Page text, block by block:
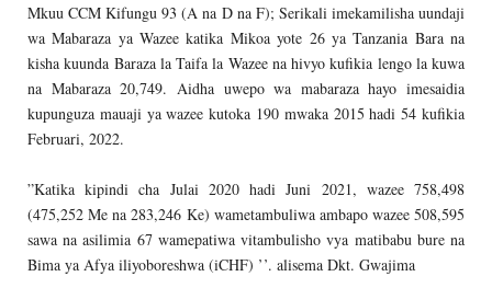
Mkuu CCM Kifungu 93 (A na D na F); Serikali imekamilisha uundaji
wa Mabaraza ya Wazee katika Mikoa yote 26 ya Tanzania Bara na
kisha kuunda Baraza la Taifa la Wazee na hivyo kufikia lengo la kuwa
na Mabaraza 20,749. Aidha uwepo wa mabaraza hayo imesaidia
kupunguza mauaji ya wazee kutoka 190 mwaka 2015 hadi 54 kufikia
Februari, 2022.
”Katika kipindi cha Julai 2020 hadi Juni 2021, wazee 758,498
(475,252 Me na 283,246 Ke) wametambuliwa ambapo wazee 508,595
sawa na asilimia 67 wamepatiwa vitambulisho vya matibabu bure na
Bima ya Afya iliyoboreshwa (iCHF) ’’. alisema Dkt. Gwajima